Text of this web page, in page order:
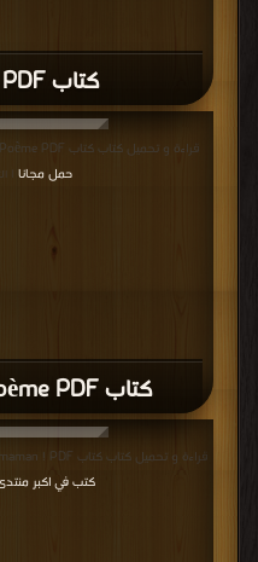
كتاب La rentrée PDF
كتاب La rentrée de Poème PDF
قراءة و تحميل كتاب كتاب La rentrée de Poème PDF مجانا | مكتبة >
حمل مجانا |
قراءة و تحميل كتاب كتاب Au revoirAu revoiroir maman ! PDF مجانا | مكتبة >
كتب في اكبر